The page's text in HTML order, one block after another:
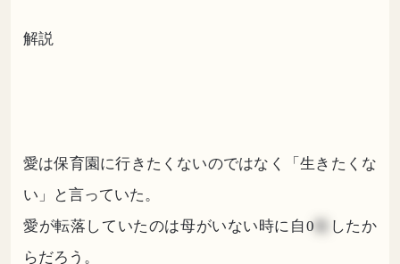
解説
愛は保育園に行きたくないのではなく「生きたくな
い」と言っていた。
愛が転落していたのは母がいない時に自0
したか
らだろう。